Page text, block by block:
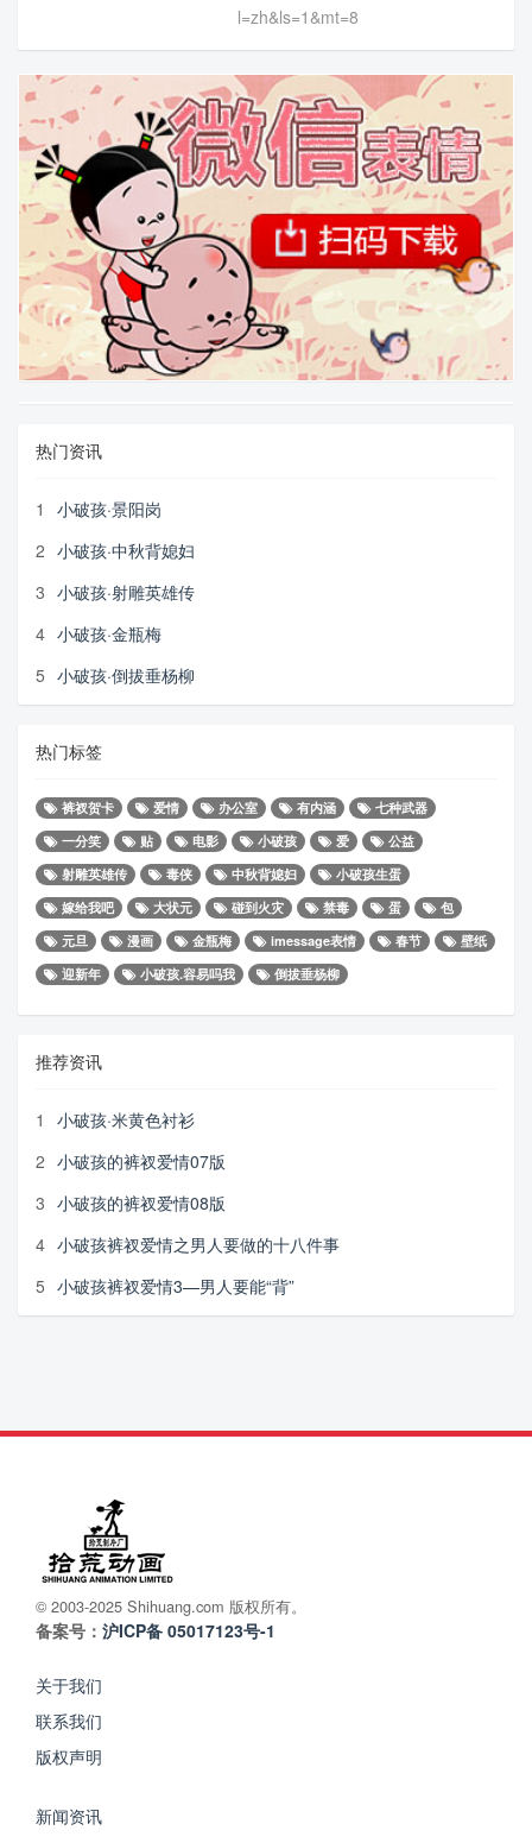
l=zh&ls=1&mt=8
热门资讯
1
小破孩·景阳岗
2 小破孩·中秋背媳妇
3 小破孩·射雕英雄传
4 小破孩·金瓶梅
5 小破孩·倒拔垂杨柳
热门标签
裤衩贺卡 爱情 办公室 有内涵
七种武器
一分笑
贴 电影 小破孩 爱
公益
射雕英雄传
毒侠 中秋背媳妇
小破孩生蛋
嫁给我吧
大状元 碰到火灾 禁毒 蛋
包
元旦
漫画 金瓶梅 imessage表情 春节
壁纸
迎新年
小破孩.容易吗我 倒拔垂杨柳
推荐资讯
1
小破孩·米黄色衬衫
2 小破孩的裤衩爱情07版
3 小破孩的裤衩爱情08版
4 小破孩裤衩爱情之男人要做的十八件事
5 小破孩裤衩爱情3—男人要能“背”
© 2003-2025 Shihuang.com 版权所有。
备案号： 沪ICP备 05017123号-1
关于我们
联系我们
版权声明
新闻资讯